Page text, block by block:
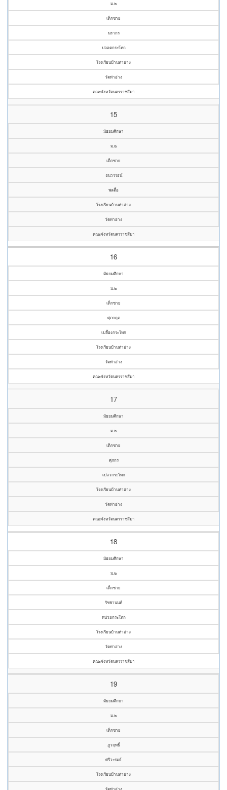
ม.๒
เด็กชาย
นรากร
ปลอดกระโทก
โรงเรียนบ้านท่าอ่าง
วัดท่าอ่าง
คณะจังหวัดนครราชสีมา
15
มัธยมศึกษา
ม.๒
เด็กชาย
ธนวรรธน์
พลตื้อ
โรงเรียนบ้านท่าอ่าง
วัดท่าอ่าง
คณะจังหวัดนครราชสีมา
16
มัธยมศึกษา
ม.๒
เด็กชาย
ศุภกฤต
เปลื้องกระโทก
โรงเรียนบ้านท่าอ่าง
วัดท่าอ่าง
คณะจังหวัดนครราชสีมา
17
มัธยมศึกษา
ม.๒
เด็กชาย
ศุภกร
เปลวกระโทก
โรงเรียนบ้านท่าอ่าง
วัดท่าอ่าง
คณะจังหวัดนครราชสีมา
18
มัธยมศึกษา
ม.๒
เด็กชาย
รัชชานนท์
หน่วยกระโทก
โรงเรียนบ้านท่าอ่าง
วัดท่าอ่าง
คณะจังหวัดนครราชสีมา
19
มัธยมศึกษา
ม.๒
เด็กชาย
ภูวฤทธิ์
ศรีวะรมย์
โรงเรียนบ้านท่าอ่าง
วัดท่าอ่าง